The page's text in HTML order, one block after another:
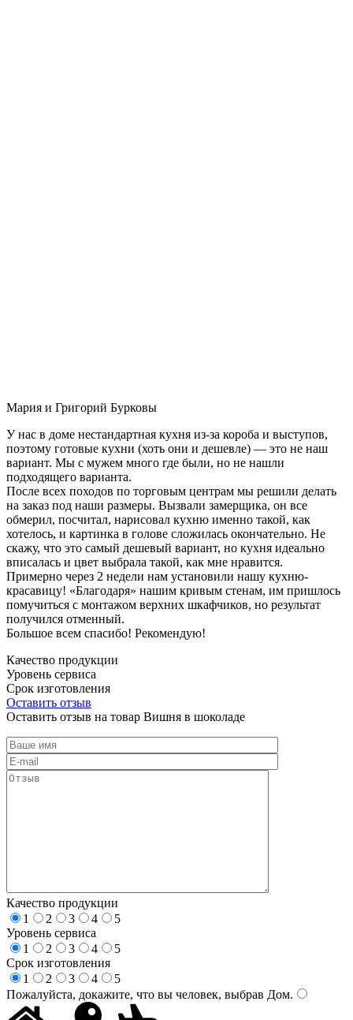
Мария и Григорий Бурковы
У нас в доме нестандартная кухня из-за короба и выступов,
поэтому готовые кухни (хоть они и дешевле) — это не наш
вариант. Мы с мужем много где были, но не нашли
подходящего варианта.
После всех походов по торговым центрам мы решили делать
на заказ под наши размеры. Вызвали замерщика, он все
обмерил, посчитал, нарисовал кухню именно такой, как
хотелось, и картинка в голове сложилась окончательно. Не
скажу, что это самый дешевый вариант, но кухня идеально
вписалась и цвет выбрала такой, как мне нравится.
Примерно через 2 недели нам установили нашу кухню-
красавицу! «Благодаря» нашим кривым стенам, им пришлось
помучиться с монтажом верхних шкафчиков, но результат
получился отменный.
Большое всем спасибо! Рекомендую!
Качество продукции
Уровень сервиса
Срок изготовления
Оставить отзыв
Оставить отзыв на товар Вишня в шоколаде
Качество продукции
1
2 3 4
5
Уровень сервиса
1
2 3 4
5
Срок изготовления
1
2 3 4
5
Пожалуйста, докажите, что вы человек, выбрав Дом.